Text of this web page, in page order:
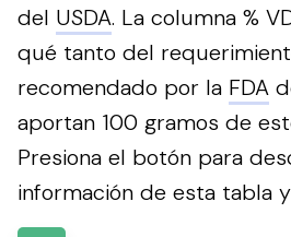
del USDA. La columna %
qué tanto del
recomendado por la FDA
aportan 100 gramos de
Presiona el botón para
información de esta tabla